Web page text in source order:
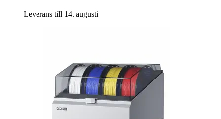
Leverans till 14. augusti